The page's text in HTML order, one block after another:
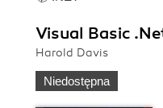
Visual Basic
Harold Davis
Niedostępna